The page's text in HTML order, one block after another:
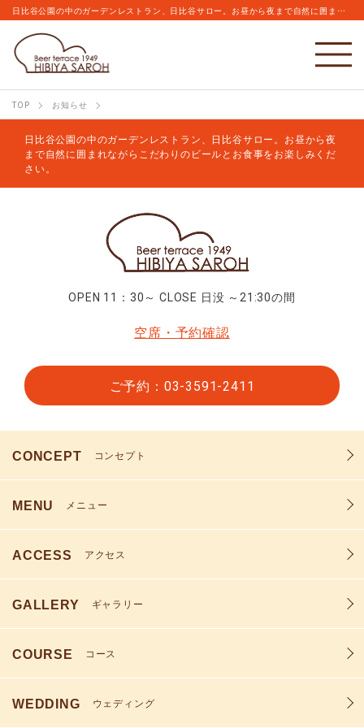
日比谷公園の中のガーデンレストラン、日比谷サロー。お昼から夜まで自然に囲まれながらこだわりのビールとお食事をお楽しみください。
TOP お知らせ
日比谷公園の中のガーデンレストラン、日比谷サロー。お昼から夜
まで自然に囲まれながらこだわりのビールとお食事をお楽しみくだ
さい。
OPEN 11：30～ CLOSE 日没 ～21:30の間
空席・予約確認
ご予約：03-3591-2411
コンセプト
CONCEPT
メニュー
MENU
アクセス
ACCESS
ギャラリー
GALLERY
コース
COURSE
ウェディング
WEDDING